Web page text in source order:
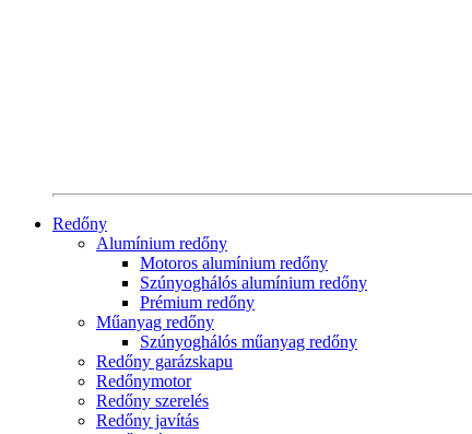
Redőny
Alumínium redőny
Motoros alumínium redőny
Szúnyoghálós alumínium redőny
Prémium redőny
Műanyag redőny
Szúnyoghálós műanyag redőny
Redőny garázskapu
Redőnymotor
Redőny szerelés
Redőny javítás